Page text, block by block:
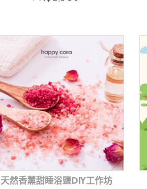
天然香薰甜睡浴鹽DIY工作坊